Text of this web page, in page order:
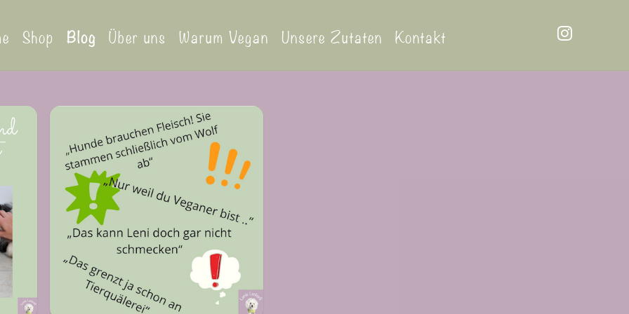
Shop Blog Über uns Warum Vegan Unsere Zutaten Kontakt